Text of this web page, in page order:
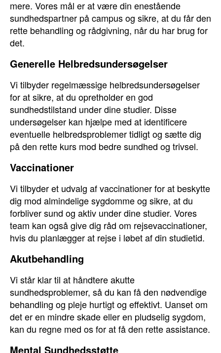
mere. Vores mål er at være din enestående
sundhedspartner på campus og sikre, at du får den
rette behandling og rådgivning, når du har brug for
det.
Generelle Helbredsundersøgelser
Vi tilbyder regelmæssige helbredsundersøgelser
for at sikre, at du opretholder en god
sundhedstilstand under dine studier. Disse
undersøgelser kan hjælpe med at identificere
eventuelle helbredsproblemer tidligt og sætte dig
på den rette kurs mod bedre sundhed og trivsel.
Vaccinationer
Vi tilbyder et udvalg af vaccinationer for at beskytte
dig mod almindelige sygdomme og sikre, at du
forbliver sund og aktiv under dine studier. Vores
team kan også give dig råd om rejsevaccinationer,
hvis du planlægger at rejse i løbet af din studietid.
Akutbehandling
Vi står klar til at håndtere akutte
sundhedsproblemer, så du kan få den nødvendige
behandling og pleje hurtigt og effektivt. Uanset om
det er en mindre skade eller en pludselig sygdom,
kan du regne med os for at få den rette assistance.
Mental Sundhedsstøtte